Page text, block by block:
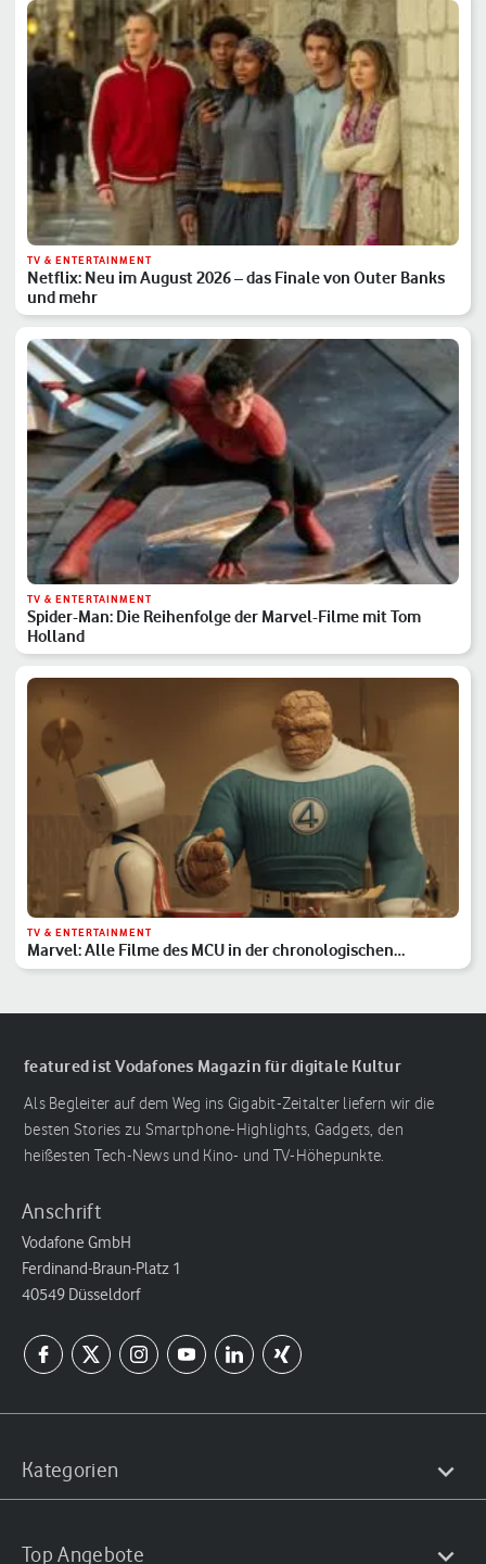
TV & ENTERTAINMENT
Netflix: Neu im August 2026 – das Finale von Outer Banks
und mehr
TV & ENTERTAINMENT
Spider-Man: Die Reihenfolge der Marvel-Filme mit Tom
Holland
TV & ENTERTAINMENT
Marvel: Alle Filme des MCU in der chronologischen
Reihenfolge
featured ist Vodafones Magazin für digitale Kultur
Als Begleiter auf dem Weg ins Gigabit-Zeitalter liefern wir die
besten Stories zu Smartphone-Highlights, Gadgets, den
heißesten Tech-News und Kino- und TV-Höhepunkte.
Anschrift
Vodafone GmbH
Ferdinand-Braun-Platz 1
40549 Düsseldorf
Kategorien
Top Angebote